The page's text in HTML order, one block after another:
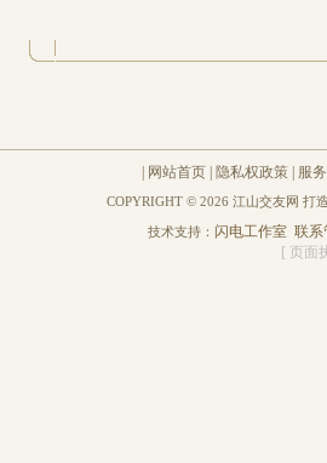
网站首页 隐私权政策 服
COPYRIGHT © 2026 江山交友网 打
技术支持： 闪电工作室 联系
[ 页面